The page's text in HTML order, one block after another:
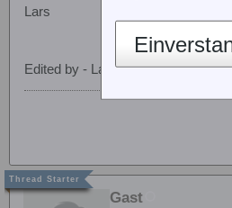
Lars
Edited by - Lars on 13/05/2002
Gast